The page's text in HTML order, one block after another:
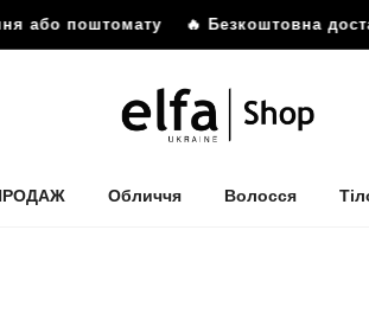
або поштомату🔥 Безкоштовна
Обличчя Волосся